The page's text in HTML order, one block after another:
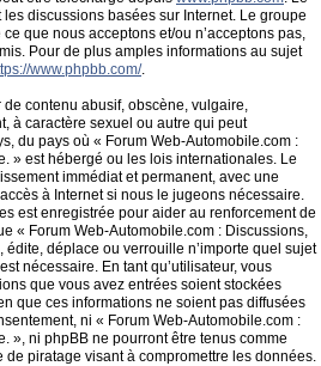
discussions basées sur Internet. Le groupe
que nous acceptons et/ou n’acceptons pas,
Pour de plus amples informations au sujet
www.phpbb.com/.
contenu abusif, obscène, vulgaire,
à caractère sexuel ou autre qui peut
du pays où « Forum Web-Automobile.com :
» est hébergé ou les lois internationales. Le
immédiat et permanent, avec une
à Internet si nous le jugeons nécessaire.
est enregistrée pour aider au renforcement de
« Forum Web-Automobile.com : Discussions,
déplace ou verrouille n’importe quel sujet
nécessaire. En tant qu’utilisateur, vous
que vous avez entrées soient stockées
que ces informations ne soient pas diffusées
ni « Forum Web-Automobile.com :
», ni phpBB ne pourront être tenus comme
piratage visant à compromettre les données.